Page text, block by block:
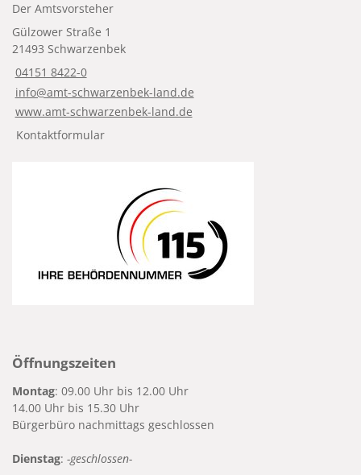
Der Amtsvorsteher
Gülzower Straße 1
21493 Schwarzenbek
04151 8422-0
info@amt-schwarzenbek-land.de
www.amt-schwarzenbek-land.de
Kontaktformular
Öffnungszeiten
Montag: 09.00 Uhr bis 12.00 Uhr
14.00 Uhr bis 15.30 Uhr
Bürgerbüro nachmittags geschlossen
Dienstag: -geschlossen-